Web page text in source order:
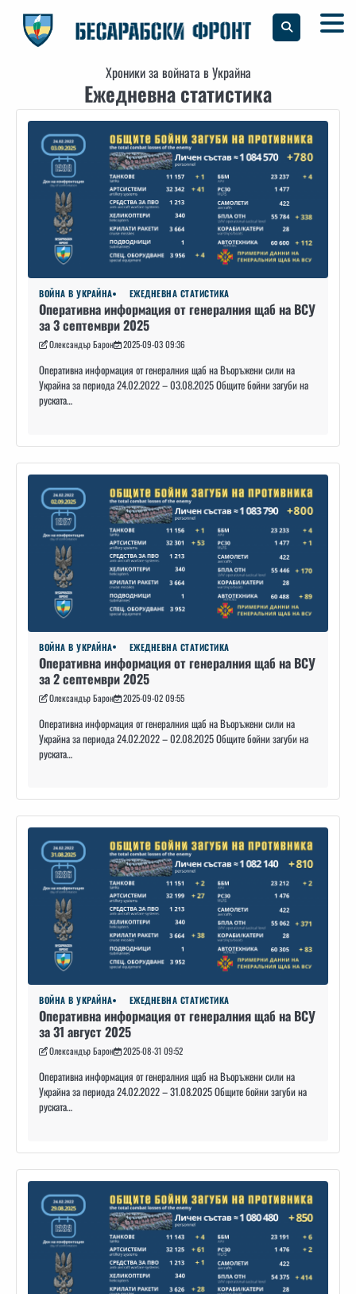
content
Хроники за войната в Украйна
Ежедневна статистика
ВОЙНА В УКРАЙНА ЕЖЕДНЕВНА СТАТИСТИКА
Оперативна информация от генералния щаб на ВСУ
за 3 септември 2025
Олександър Барон 2025-09-03 09:36
Оперативна информация от генералния щаб на Въоръжени сили на
Украйна за периода 24.02.2022 – 03.08.2025 Общите бойни загуби на
руската…
ВОЙНА В УКРАЙНА ЕЖЕДНЕВНА СТАТИСТИКА
Оперативна информация от генералния щаб на ВСУ
за 2 септември 2025
Олександър Барон 2025-09-02 09:55
Оперативна информация от генералния щаб на Въоръжени сили на
Украйна за периода 24.02.2022 – 02.08.2025 Общите бойни загуби на
руската…
ВОЙНА В УКРАЙНА ЕЖЕДНЕВНА СТАТИСТИКА
Оперативна информация от генералния щаб на ВСУ
за 31 август 2025
Олександър Барон 2025-08-31 09:52
Оперативна информация от генералния щаб на Въоръжени сили на
Украйна за периода 24.02.2022 – 31.08.2025 Общите бойни загуби на
руската…